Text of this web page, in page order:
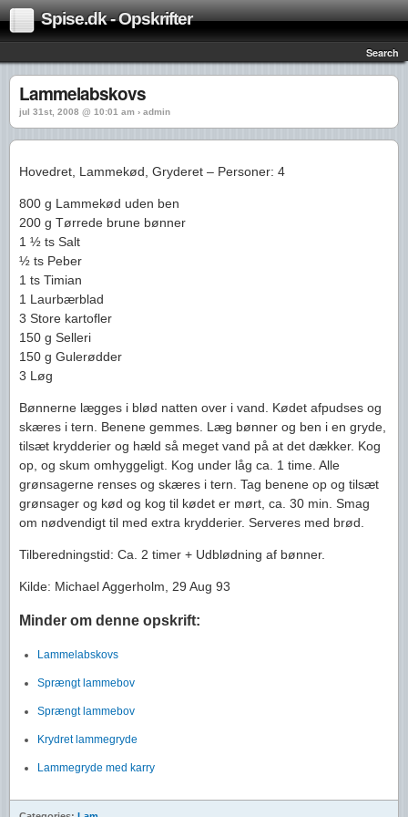
Spise.dk - Opskrifter
Search
Lammelabskovs
jul 31st, 2008 @ 10:01 am › admin
Hovedret, Lammekød, Gryderet – Personer: 4
800 g Lammekød uden ben
200 g Tørrede brune bønner
1 ½ ts Salt
½ ts Peber
1 ts Timian
1 Laurbærblad
3 Store kartofler
150 g Selleri
150 g Gulerødder
3 Løg
Bønnerne lægges i blød natten over i vand. Kødet afpudses og
skæres i tern. Benene gemmes. Læg bønner og ben i en gryde,
tilsæt krydderier og hæld så meget vand på at det dækker. Kog
op, og skum omhyggeligt. Kog under låg ca. 1 time. Alle
grønsagerne renses og skæres i tern. Tag benene op og tilsæt
grønsager og kød og kog til kødet er mørt, ca. 30 min. Smag
om nødvendigt til med extra krydderier. Serveres med brød.
Tilberedningstid: Ca. 2 timer + Udblødning af bønner.
Kilde: Michael Aggerholm, 29 Aug 93
Minder om denne opskrift:
Lammelabskovs
Sprængt lammebov
Sprængt lammebov
Krydret lammegryde
Lammegryde med karry